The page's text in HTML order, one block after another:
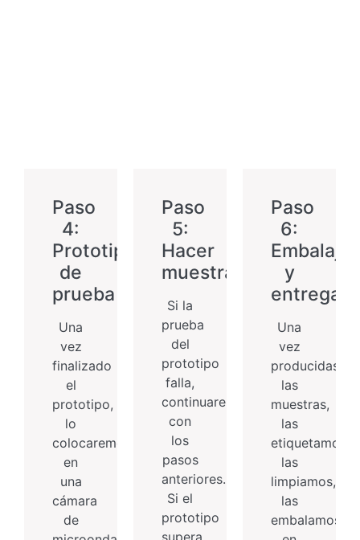
Paso
4:
Prototipo
de
prueba
Una
vez
finalizado
el
prototipo,
lo
colocaremos
en
una
cámara
de
Paso
5:
Hacer
muestras
Si la
prueba
del
prototipo
falla,
continuaremos
con
los
pasos
anteriores.
Si el
prototipo
Paso
6:
Embalaje
y
entrega
Una
vez
producidas
las
muestras,
las
etiquetamos,
las
limpiamos,
las
embalamos